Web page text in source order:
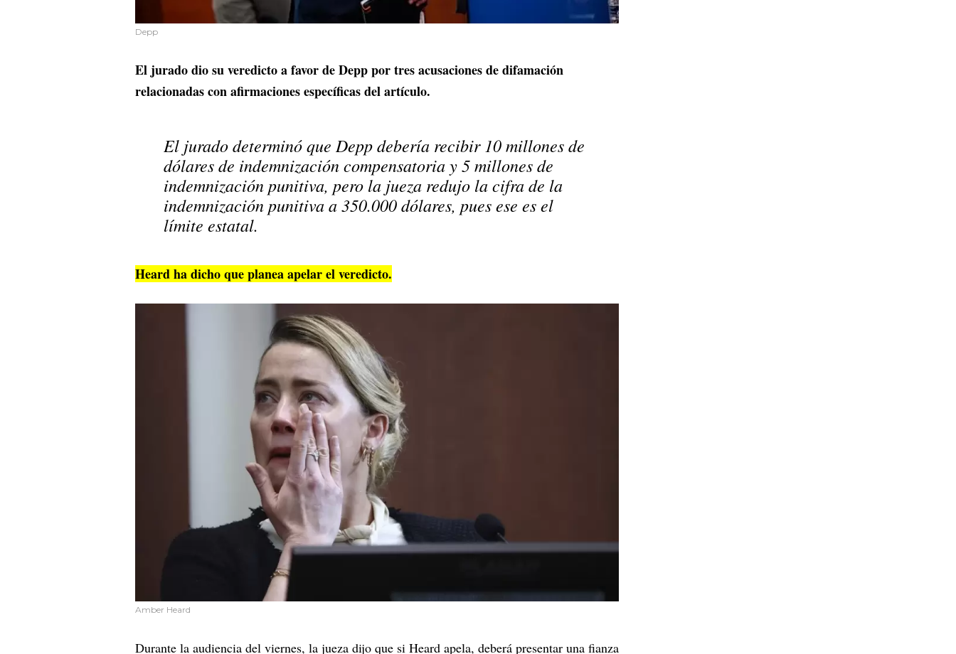
Depp
El jurado dio su veredicto a favor de Depp por tres acusaciones de difamación
relacionadas con afirmaciones específicas del artículo.
El jurado determinó que Depp debería recibir 10 millones de
dólares de indemnización compensatoria y 5 millones de
indemnización punitiva, pero la jueza redujo la cifra de la
indemnización punitiva a 350.000 dólares, pues ese es el
límite estatal.
Heard ha dicho que planea apelar el veredicto.
Amber Heard
Durante la audiencia del viernes, la jueza dijo que si Heard apela, deberá presentar una fianza